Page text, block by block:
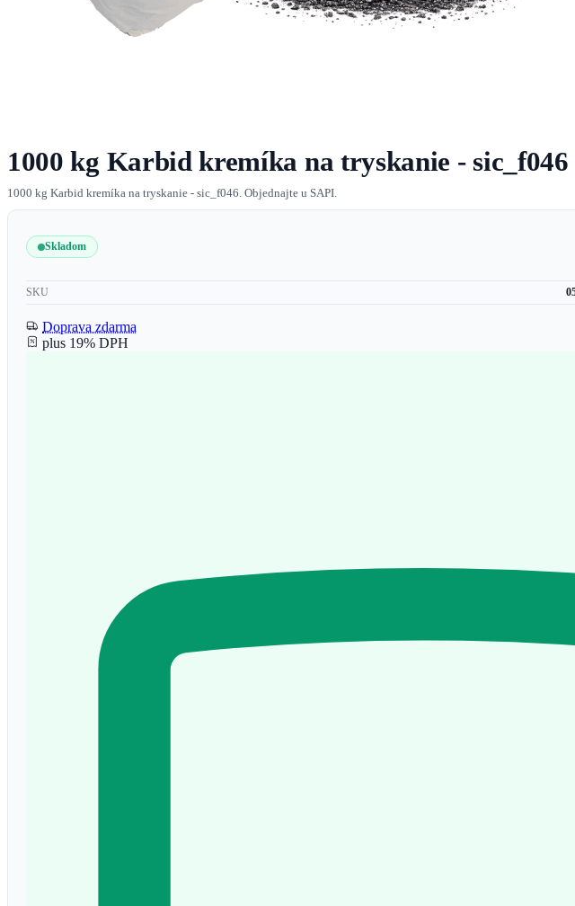
1000 kg Karbid kremíka na tryskanie - sic_f046
1000 kg Karbid kremíka na tryskanie - sic_f046. Objednajte u SAPI.
Skladom
SKU
Doprava zdarma
plus 19% DPH